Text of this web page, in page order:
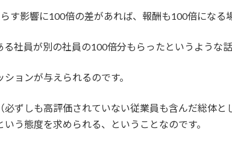
影響に100倍の差があれば、報酬も100倍になる
社員が別の社員の100倍分もらったというような話
ョンが与えられるのです。
ずしも高評価されていない従業員も含んだ総体
う態度を求められる、ということなのです。